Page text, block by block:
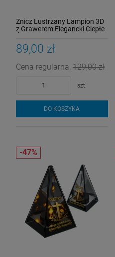
Znicz Lustrzany Lampion 3D
z Grawerem Elegancki Ciepłe
89,00 zł
Cena regularna: 129,00 zł
szt.
DO KOSZYKA